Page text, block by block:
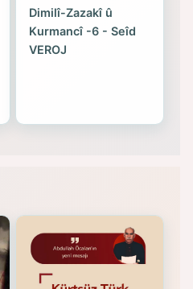
Dimilî-Zazakî û
Kurmancî -6 - Seîd
VEROJ